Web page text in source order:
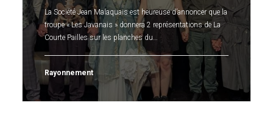
La Société Jean Malaquais est heureuse d’annoncer que la
troupe « Les Javanais » donnera 2 représentations de La
Courte Pailles sur les planches du…
Rayonnement